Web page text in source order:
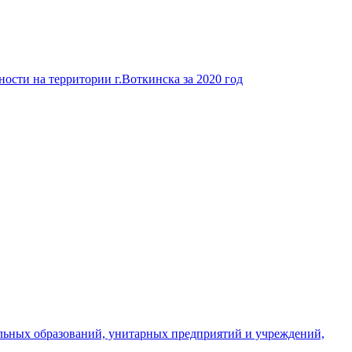
на территории г.Воткинска за 2020 год
образований, унитарных предприятий и учреждений,